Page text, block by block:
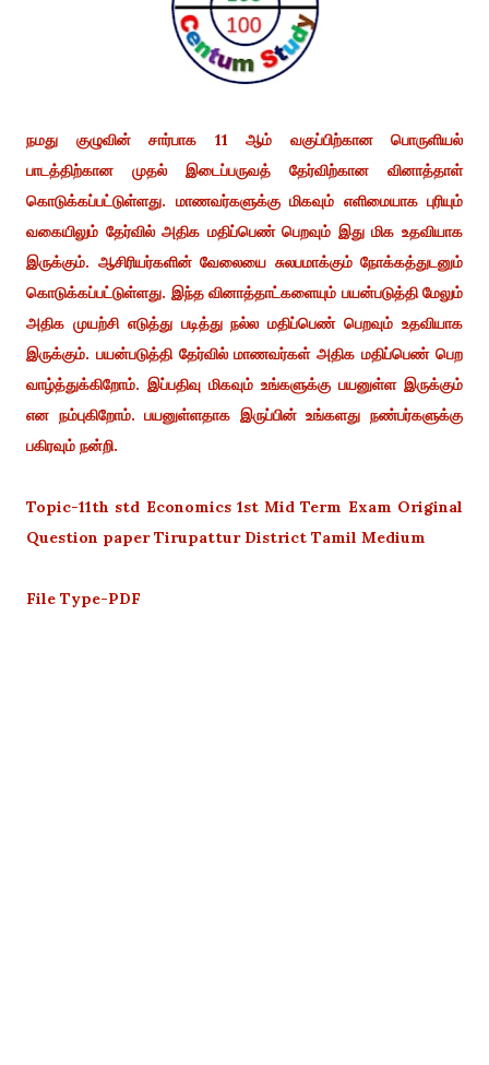
நமது குழுவின் சார்பாக 11 ஆம் வகுப்பிற்கான பொருளியல்
பாடத்திற்கான முதல் இடைப்பருவத் தேர்விற்கான வினாத்தாள்
கொடுக்கப்பட்டுள்ளது. மாணவர்களுக்கு மிகவும் எளிமையாக புரியும்
வகையிலும் தேர்வில் அதிக மதிப்பெண் பெறவும் இது மிக உதவியாக
இருக்கும். ஆசிரியர்களின் வேலையை சுலபமாக்கும் நோக்கத்துடனும்
கொடுக்கப்பட்டுள்ளது. இந்த வினாத்தாட்களையும் பயன்படுத்தி மேலும்
அதிக முயற்சி எடுத்து படித்து நல்ல மதிப்பெண் பெறவும் உதவியாக
இருக்கும். பயன்படுத்தி தேர்வில் மாணவர்கள் அதிக மதிப்பெண் பெற
வாழ்த்துக்கிறோம். இப்பதிவு மிகவும் உங்களுக்கு பயனுள்ள இருக்கும்
என நம்புகிறோம். பயனுள்ளதாக இருப்பின் உங்களது நண்பர்களுக்கு
பகிரவும் நன்றி.
Topic-11th std Economics 1st Mid Term Exam Original
Question paper Tirupattur District Tamil Medium
File Type-PDF